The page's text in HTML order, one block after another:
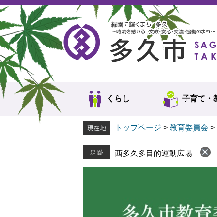
ペ
ー
ジ
の
先
頭
で
す。
メ
ニ
ュ
ー
を
飛
ば
し
て
本
くらし 子育て・
トップページ > 教育委員会 >
西多久多目的運動広場